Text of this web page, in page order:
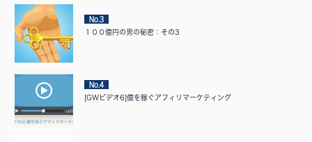
No.3
１００億円の男の秘密：その3
No.4
[GWビデオ6]億を稼ぐアフィリマーケティング